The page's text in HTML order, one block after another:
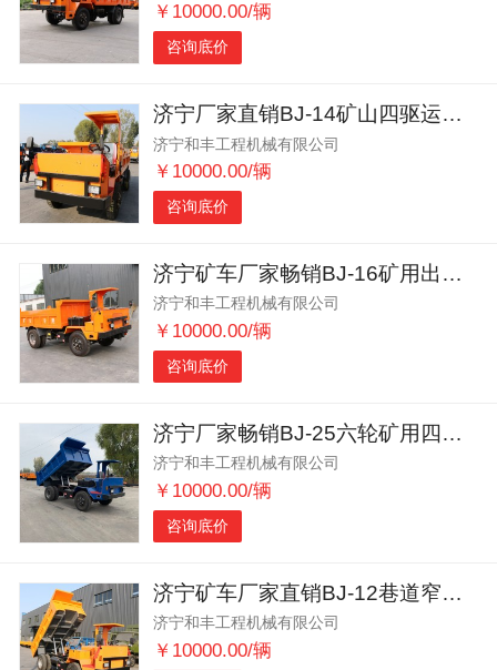
￥10000.00/辆
咨询底价
济宁厂家直销BJ-14矿山四驱运输出渣车井下专用
济宁和丰工程机械有限公司
￥10000.00/辆
咨询底价
济宁矿车厂家畅销BJ-16矿用出渣车马力强劲
济宁和丰工程机械有限公司
￥10000.00/辆
咨询底价
济宁厂家畅销BJ-25六轮矿用四不像出渣车运输能力强
济宁和丰工程机械有限公司
￥10000.00/辆
咨询底价
济宁矿车厂家直销BJ-12巷道窄体四不像运矿出渣车大马力
济宁和丰工程机械有限公司
￥10000.00/辆